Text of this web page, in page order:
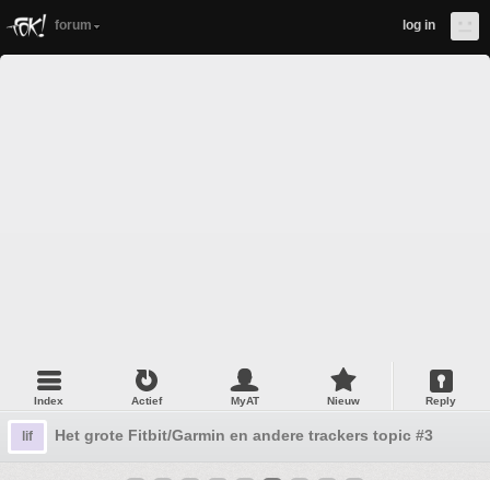
forum log in
Index Actief MyAT Nieuw Reply
lif Het grote Fitbit/Garmin en andere trackers topic #3